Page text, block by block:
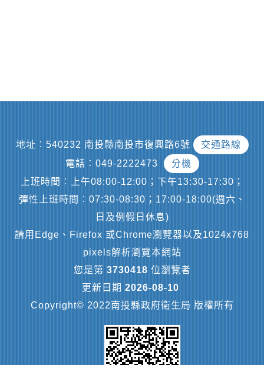
地址︰540232 南投縣南投市復興路6號
交通路線
電話︰049-2222473
分機
上班時間︰上午08:00-12:00；下午13:30-17:30；
彈性上班時間︰07:30-08:30；17:00-18:00(週六、
日及例假日休息)
請用Edge、Firefox 或Chrome瀏覽器以及1024x768
pixels解析瀏覽本網站
您是第 3730418 位瀏覽者
更新日期 2026-08-10
Copyright© 2022南投縣政府衛生局 版權所有